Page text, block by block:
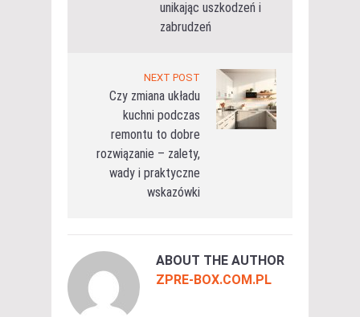
unikając uszkodzeń i
zabrudzeń
NEXT POST
Czy zmiana układu
kuchni podczas
remontu to dobre
rozwiązanie – zalety,
wady i praktyczne
wskazówki
ABOUT THE AUTHOR
ZPRE-BOX.COM.PL